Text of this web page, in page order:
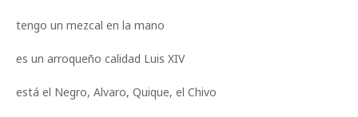
tengo un mezcal en la mano
es un arroqueño calidad Luis XIV
está el Negro, Alvaro, Quique, el Chivo